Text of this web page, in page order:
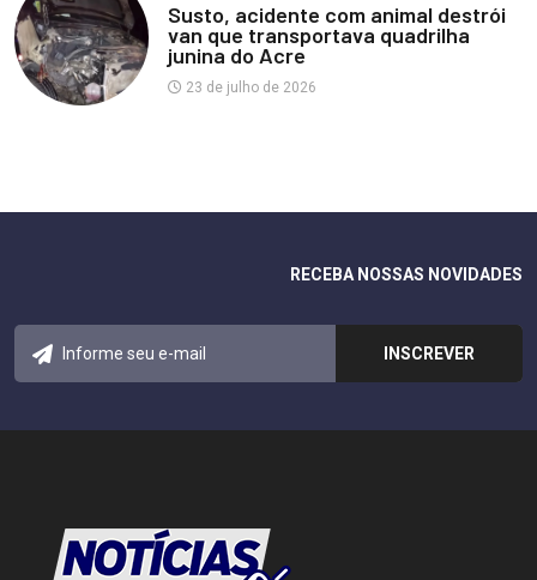
Susto, acidente com animal destrói
van que transportava quadrilha
junina do Acre
23 de julho de 2026
RECEBA NOSSAS NOVIDADES